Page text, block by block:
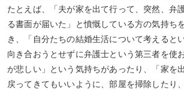
たとえば、「夫が家を出て行って、突然、弁
る書面が届いた」と憤慨している方の気持ち
き、「自分たちの結婚生活について考えると
向き合おうとせずに弁護士という第三者を使
が悲しい」という気持ちがあったり、「家を
戻ってきてもいいように、部屋を掃除したり